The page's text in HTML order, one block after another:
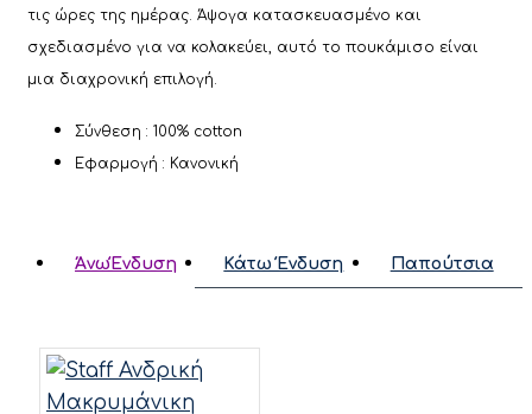
τις ώρες της ημέρας. Άψογα κατασκευασμένο και
σχεδιασμένο για να κολακεύει, αυτό το πουκάμισο είναι
μια διαχρονική επιλογή.
Σύνθεση : 100% cotton
Εφαρμογή : Κανονική
ΆνωΈνδυση Κάτω Ένδυση Παπούτσια